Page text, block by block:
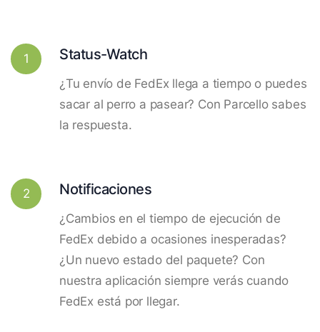
1 Status-Watch
¿Tu envío de FedEx llega a tiempo o puedes
sacar al perro a pasear? Con Parcello sabes
la respuesta.
2 Notificaciones
¿Cambios en el tiempo de ejecución de
FedEx debido a ocasiones inesperadas?
¿Un nuevo estado del paquete? Con
nuestra aplicación siempre verás cuando
FedEx está por llegar.